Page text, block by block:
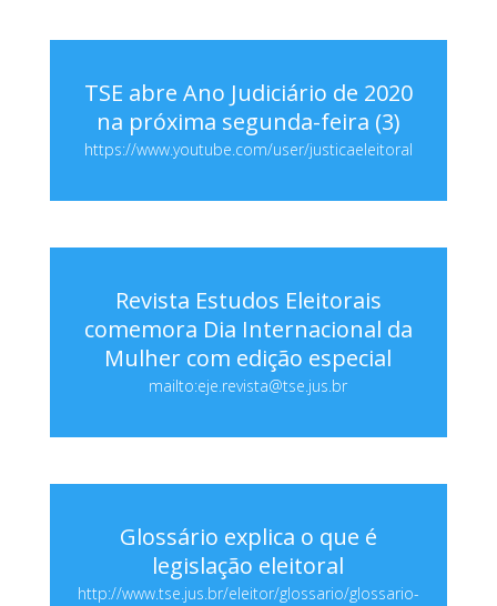
TSE abre Ano Judiciário de 2020
na próxima segunda-feira (3)
https://www.youtube.com/user/justicaeleitoral
Revista Estudos Eleitorais
comemora Dia Internacional da
Mulher com edição especial
mailto:eje.revista@tse.jus.br
Glossário explica o que é
legislação eleitoral
http://www.tse.jus.br/eleitor/glossario/glossario-